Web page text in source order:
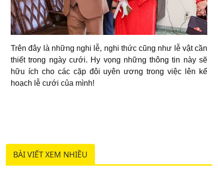
Trên đây là những nghi lễ, nghi thức cũng như lễ vật cần
thiết trong ngày cưới. Hy vọng những thông tin này sẽ
hữu ích cho các cặp đôi uyên ương trong việc lên kế
hoạch lễ cưới của mình!
BÀI VIẾT XEM NHIỀU